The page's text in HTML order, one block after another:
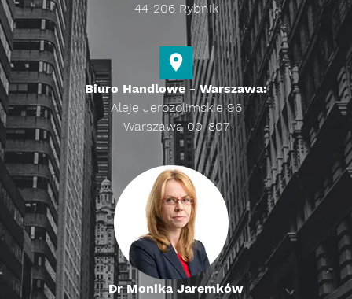
44-206 Rybnik
Biuro Handlowe - Warszawa:
Aleje Jerozolimskie 96
Warszawa 00-807
Dr Monika Jaremków